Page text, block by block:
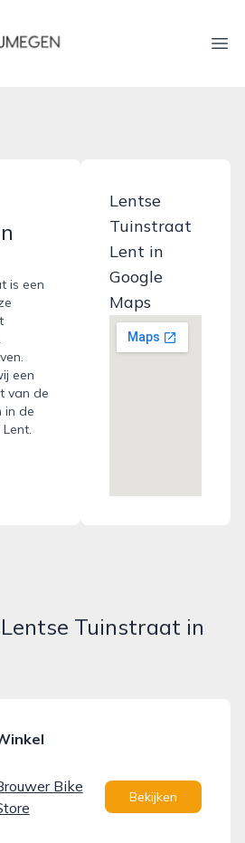
is een
een
van de
in de
Lentse
Tuinstraat
Lent in
Google
Maps
Tuinstraat in
Bike
Bekijken